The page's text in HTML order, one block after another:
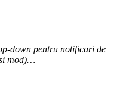
down pentru notificari de
mod)…